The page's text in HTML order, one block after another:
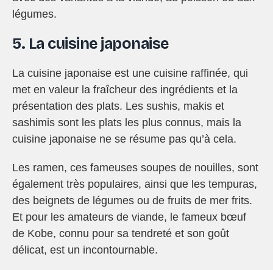
légumes.
5. La cuisine japonaise
La cuisine japonaise est une cuisine raffinée, qui
met en valeur la fraîcheur des ingrédients et la
présentation des plats. Les sushis, makis et
sashimis sont les plats les plus connus, mais la
cuisine japonaise ne se résume pas qu’à cela.
Les ramen, ces fameuses soupes de nouilles, sont
également très populaires, ainsi que les tempuras,
des beignets de légumes ou de fruits de mer frits.
Et pour les amateurs de viande, le fameux bœuf
de Kobe, connu pour sa tendreté et son goût
délicat, est un incontournable.